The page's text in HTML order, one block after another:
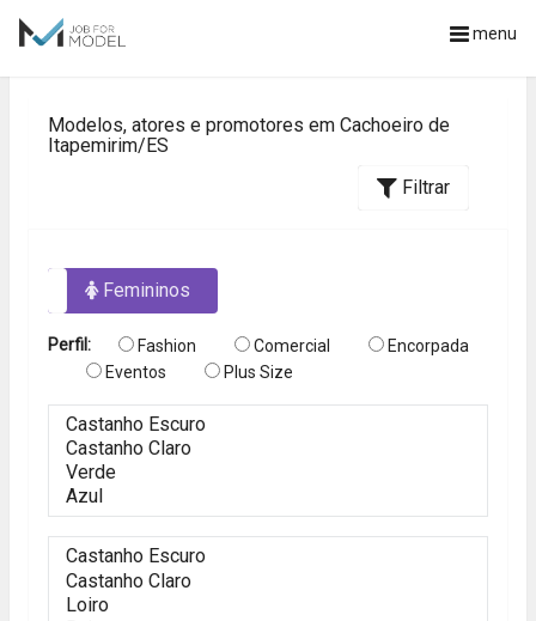
menu
Modelos, atores e promotores em Cachoeiro de
Itapemirim/ES
Filtrar
Femininos
Perfil: Fashion Comercial
Encorpada
Eventos
Plus Size